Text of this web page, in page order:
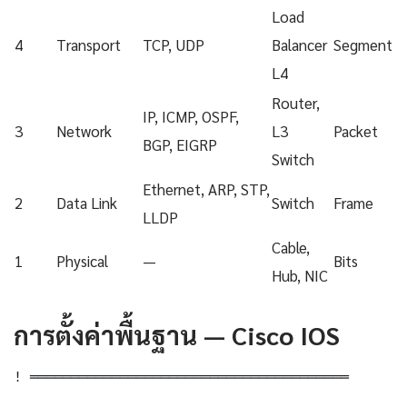
4 Transport TCP, UDP
Load
Balancer
L4
Segment
3 Network
IP, ICMP, OSPF,
BGP, EIGRP
Router,
L3
Switch
Packet
2 Data Link
Ethernet, ARP, STP,
LLDP
Switch Frame
1 Physical —
Cable,
Hub, NIC
Bits
การตั้งค่าพื้นฐาน — Cisco IOS
! ═══════════════════════════════════════